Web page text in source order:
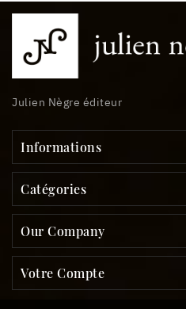
Julien Nègre éditeur
Informations
Catégories
Our Company
Votre Compte